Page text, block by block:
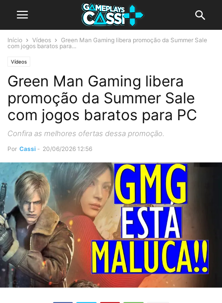
Início Vídeos
Green Man Gaming libera promoção da Summer Sale
com jogos baratos para...
Vídeos
Green Man Gaming libera
promoção da Summer Sale
com jogos baratos para PC
Confira as melhores ofertas dessa promoção.
Por Cassi - 20/06/2026 12:56